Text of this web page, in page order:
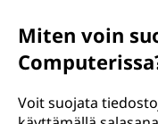
Miten voin
Voit suojata